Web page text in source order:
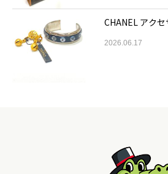
CHANEL アク
2026.06.17